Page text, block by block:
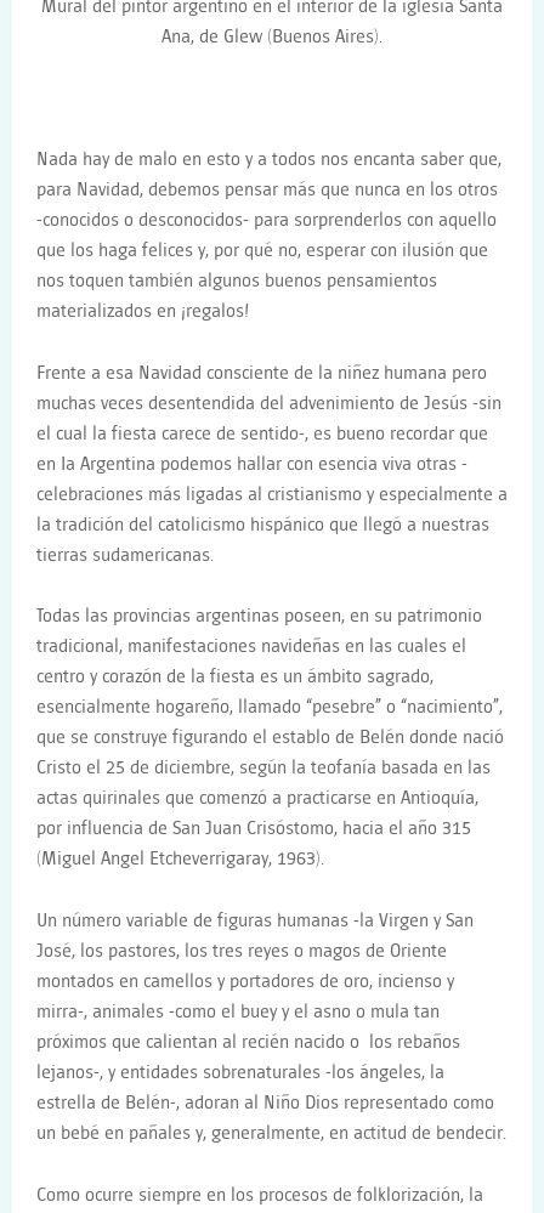
Mural del pintor argentino en el interior de la iglesia Santa
Ana, de Glew (Buenos Aires).
Nada hay de malo en esto y a todos nos encanta saber que,
para Navidad, debemos pensar más que nunca en los otros
-conocidos o desconocidos- para sorprenderlos con aquello
que los haga felices y, por qué no, esperar con ilusión que
nos toquen también algunos buenos pensamientos
materializados en ¡regalos!
Frente a esa Navidad consciente de la niñez humana pero
muchas veces desentendida del advenimiento de Jesús -sin
el cual la fiesta carece de sentido-, es bueno recordar que
en Ia Argentina podemos hallar con esencia viva otras -
celebraciones más ligadas al cristianismo y especialmente a
la tradición del catolicismo hispánico que llegó a nuestras
tierras sudamericanas.
Todas las provincias argentinas poseen, en su patrimonio
tradicional, manifestaciones navideñas en las cuales el
centro y corazón de la fiesta es un ámbito sagrado,
esencialmente hogareño, llamado “pesebre” o “nacimiento”,
que se construye figurando el establo de Belén donde nació
Cristo el 25 de diciembre, según la teofanía basada en las
actas quirinales que comenzó a practicarse en Antioquía,
por influencia de San Juan Crisóstomo, hacia el año 315
(Miguel Angel Etcheverrigaray, 1963).
Un número variable de figuras humanas -la Virgen y San
José, los pastores, los tres reyes o magos de Oriente
montados en camellos y portadores de oro, incienso y
mirra-, animales -como el buey y el asno o mula tan
próximos que calientan al recién nacido o los rebaños
lejanos-, y entidades sobrenaturales -los ángeles, la
estrella de Belén-, adoran al Niño Dios representado como
un bebé en pañales y, generalmente, en actitud de bendecir.
Como ocurre siempre en los procesos de folklorización, la